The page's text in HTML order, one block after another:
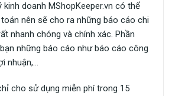
kinh doanh MShopKeeper.vn có thể
nên sẽ cho ra những báo cáo chi
nhanh chóng và chính xác. Phần
những báo cáo như báo cáo công
nhuận,…
cho sử dụng miễn phí trong 15